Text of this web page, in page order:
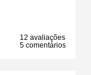
12 avaliações
5 comentários